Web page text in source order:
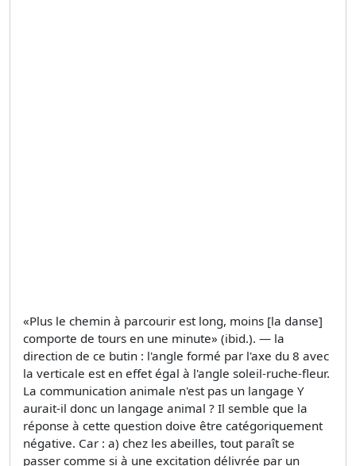
«Plus le chemin à parcourir est long, moins [la danse]
comporte de tours en une minute» (ibid.). — la
direction de ce butin : l'angle formé par l'axe du 8 avec
la verticale est en effet égal à l'angle soleil-ruche-fleur.
La communication animale n'est pas un langage Y
aurait-il donc un langage animal ? Il semble que la
réponse à cette question doive être catégoriquement
négative. Car : a) chez les abeilles, tout paraît se
passer comme si à une excitation délivrée par un